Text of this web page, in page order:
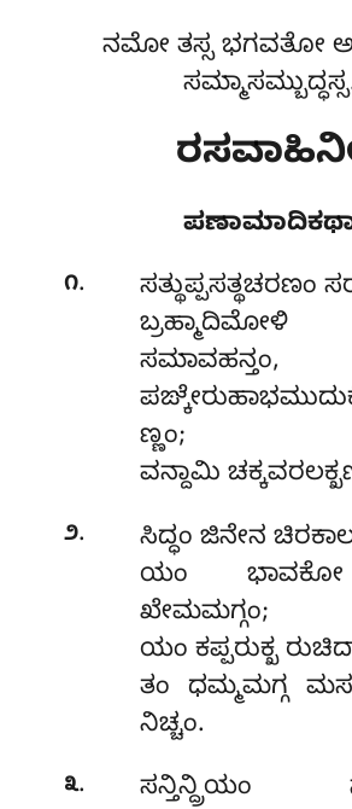
ನಮೋ ತಸ್ಸ ಭಗವತೋ
೧. ಸತ್ಥುಪ್ಪಸತ್ಥಚರಣಂ
ಸಮಾವಹನ್ತಂ,
ಣ್ಣಂ;
ವನ್ದಾಮಿ
೨.
ಸಿದ್ಧಂ ಜಿನೇನ
ಯಂ ಭಾವಕೋ
ಖೇಮಮಗ್ಗಂ;
ಯಂ ಕಪ್ಪರುಕ್ಖ
ತಂ ಧಮ್ಮಮಗ್ಗ
ನಿಚ್ಚಂ.
೩.
ಸನ್ತಿನ್ದ್ರಿಯಂ